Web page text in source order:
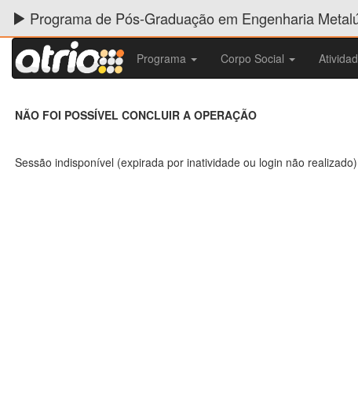
Programa de Pós-Graduação em Engenharia
Programa Corpo Social
NÃO FOI POSSÍVEL CONCLUIR A OPERAÇÃO
Sessão indisponível (expirada por inatividade ou login não realizado)